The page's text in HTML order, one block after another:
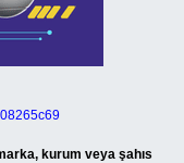
kurum veya şahıs